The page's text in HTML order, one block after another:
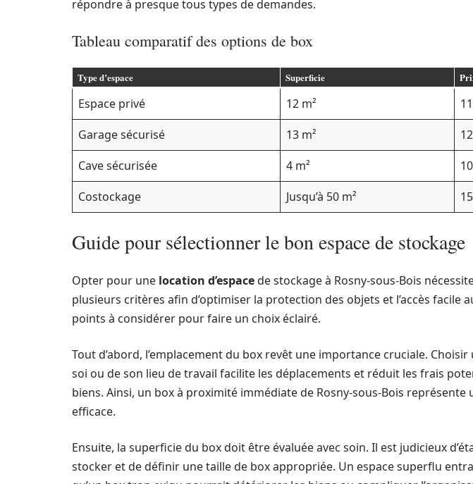
répondre à presque tous types de demandes.
Tableau comparatif des options de box
Type d’espace Superficie
Espace privé 12 m²
Garage sécurisé
13 m²
Cave sécurisée
4 m²
Costockage
Jusqu’à 50 m²
Guide pour sélectionner le bon espace de stockage
Opter pour une location d’espacede stockage à Rosny-sous-Bois
plusieurs critères afin d’optimiser la protection des objets et l’accès facile
points à considérer pour faire un choix éclairé.
Tout d’abord, l’emplacement du box revêt une importance cruciale.
soi ou de son lieu de travail facilite les déplacements et réduit les frais
biens. Ainsi, un box à proximité immédiate de Rosny-sous-Bois
efficace.
Ensuite, la superficie du box doit être évaluée avec soin. Il est judicieux
stocker et de définir une taille de box appropriée. Un espace superflu